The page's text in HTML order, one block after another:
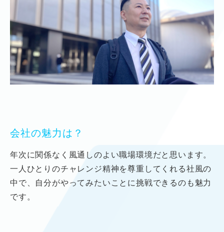
会社の魅力は？
年次に関係なく風通しのよい職場環境だと思います。
一人ひとりのチャレンジ精神を尊重してくれる社風の
中で、 自分がやってみたいことに挑戦できるのも魅力
です。